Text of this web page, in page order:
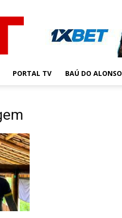
PORTAL TV BAÚ DO ALONSO